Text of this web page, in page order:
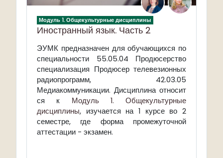
Модуль 1. Общекультурные дисциплины
Иностранный язык. Часть 2
ЭУМК предназначен для обучающихся по
специальности 55.05.04 Продюсерство
специализация Продюсер телевезионных
радиопрограмм, 42.03.05
Медиакоммуникации. Дисциплина относит
ся к Модуль 1. Общекультурные
дисциплины, изучается на 1 курсе во 2
семестре, где форма промежуточной
аттестации - экзамен.